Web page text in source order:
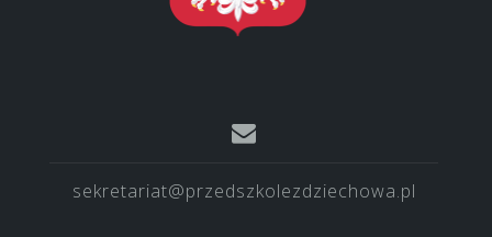
sekretariat@przedszkolezdziechowa.pl